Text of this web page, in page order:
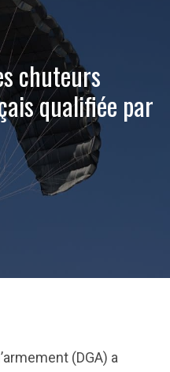
chuteurs
qualifiée par
(DGA) a